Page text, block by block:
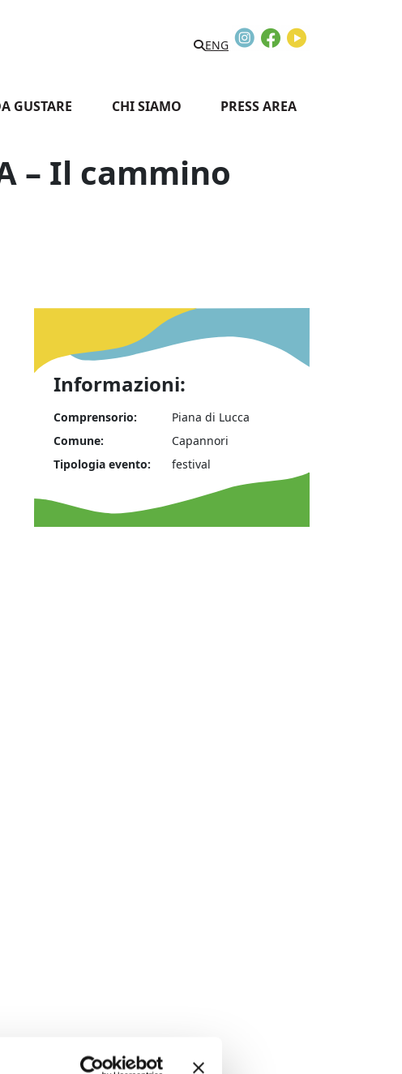
Search
ENG
InstagramFacebook
GUSTARE CHI SIAMO PRESS AREA
– Il cammino
Informazioni:
Comprensorio:
Piana di Lucca
Comune:
Capannori
Tipologia evento:
festival